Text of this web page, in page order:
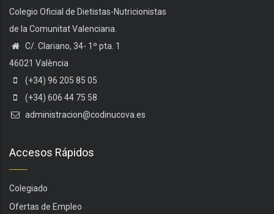
Colegio Oficial de Dietistas-Nutricionistas
de la Comunitat Valenciana.
C/. Clariano, 34- 1º pta. 1
46021 València
(+34) 96 205 85 05
(+34) 606 44 75 58
administracion@codinucova.es
Accesos Rápidos
Colegiado
Ofertas de Empleo